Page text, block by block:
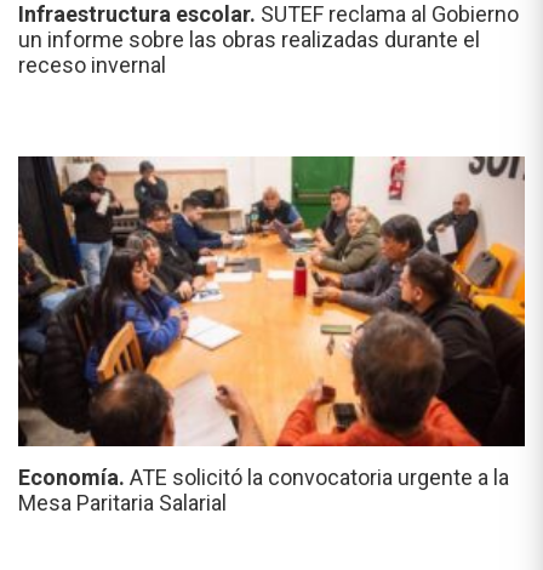
Infraestructura escolar. SUTEF reclama al Gobierno
un informe sobre las obras realizadas durante el
receso invernal
Economía. ATE solicitó la convocatoria urgente a la
Mesa Paritaria Salarial